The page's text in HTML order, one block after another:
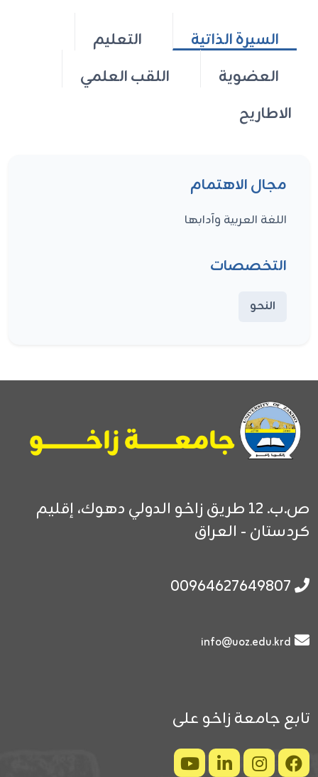
السيرة الذاتية
التعليم
العضوية
اللقب العلمي
الاطاريح
مجال الاهتمام
اللغة العربية وآدابها
التخصصات
النحو
ص.ب. 12 طريق زاخو الدولي دهوك، إقليم
كردستان - العراق
00964627649807
info@uoz.edu.krd
تابع جامعة زاخو على